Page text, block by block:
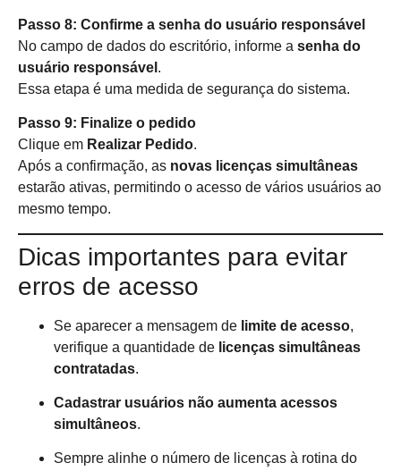
Passo 8: Confirme a senha do usuário responsável
No campo de dados do escritório, informe a senha do
usuário responsável .
Essa etapa é uma medida de segurança do sistema.
Passo 9: Finalize o pedido
Clique em Realizar Pedido.
Após a confirmação, as novas licenças simultâneas
estarão ativas, permitindo o acesso de vários usuários ao
mesmo tempo.
Dicas importantes para evitar
erros de acesso
Se aparecer a mensagem de limite de acesso,
verifique a quantidade de licenças simultâneas
contratadas.
Cadastrar usuários não aumenta acessos
simultâneos.
Sempre alinhe o número de licenças à rotina do